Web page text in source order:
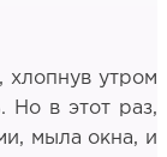
утром
Но в этот раз,
мыла окна, и